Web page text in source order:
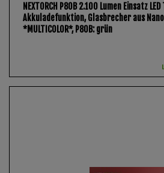
NEXTORCH P80B 2.100 Lumen Einsatz
Akkuladefunktion, Glasbrecher aus
*MULTICOLOR*, P80B: grün